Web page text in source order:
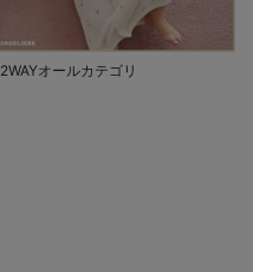
2WAYオールカテゴリ